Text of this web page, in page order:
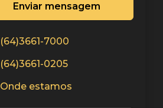
Enviar mensagem
(64)3661-7000
(64)3661-0205
Onde estamos